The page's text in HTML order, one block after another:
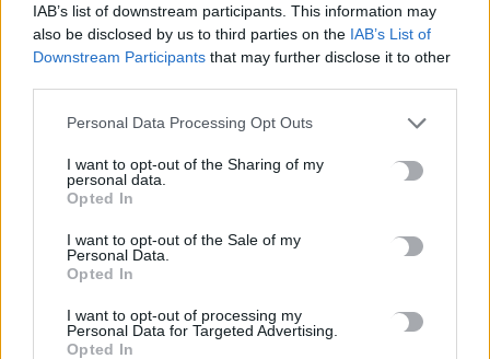
IAB’s list of downstream participants. This information may
also be disclosed by us to third parties on the IAB’s List of
Downstream Participants that may further disclose it to other
Personal Data Processing Opt Outs
I want to opt-out of the Sharing of my
personal data.
Opted In
I want to opt-out of the Sale of my
Personal Data.
Opted In
I want to opt-out of processing my
Personal Data for Targeted Advertising.
Opted In
γιος
7 Αυγούστου, 2026
μηνύματα Δήμα – Ταχιάου για το μεγάλο έργο
Εξιχνιάστηκαν δύο εμπρησμοί στον Μυλοπόταμο –
Δικογραφία σε βάρος δύο ανδρών
7 Αυγούστου, 2026
Αεροδρόμιο Καστελλίου: Έπεσαν οι υπογραφές για τα ραντάρ
7 Αυγούστου, 2026